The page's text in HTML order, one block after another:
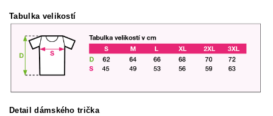
Tabulka velikostí
Detail dámského trička